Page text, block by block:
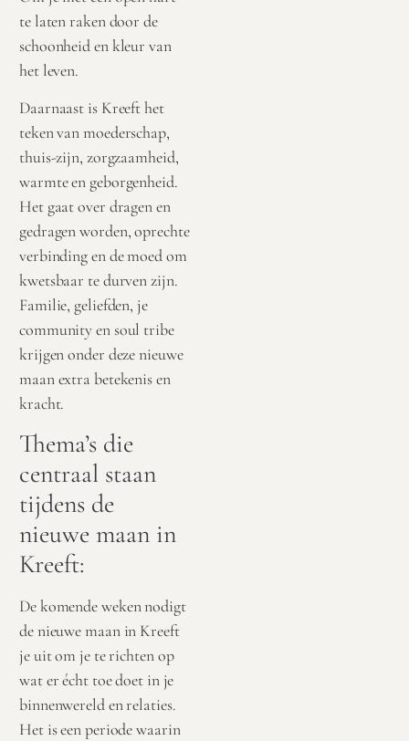
te laten raken door de
schoonheid en kleur van
het leven.
Daarnaast is Kreeft het
teken van moederschap,
thuis-zijn, zorgzaamheid,
warmte en geborgenheid.
Het gaat over dragen en
gedragen worden, oprechte
verbinding en de moed om
kwetsbaar te durven zijn.
Familie, geliefden, je
community en soul tribe
krijgen onder deze nieuwe
maan extra betekenis en
kracht.
Thema’s die
centraal staan
tijdens de
nieuwe maan in
Kreeft:
De komende weken nodigt
de nieuwe maan in Kreeft
je uit om je te richten op
wat er écht toe doet in je
binnenwereld en relaties.
Het is een periode waarin